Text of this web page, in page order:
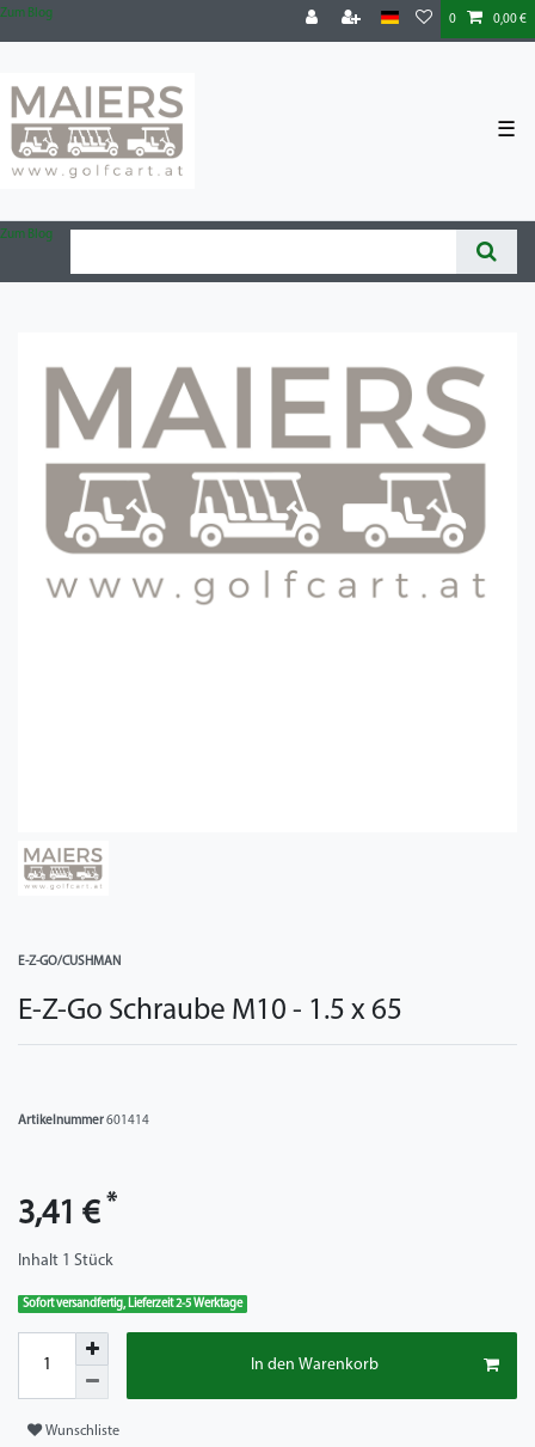
Zum Blog 0 0,00 €
☰
Zum Blog
E-Z-GO/CUSHMAN
E-Z-Go Schraube M10 - 1.5 x 65
Artikelnummer601414
3,41 € *
Inhalt 1 Stück
Sofort versandfertig, Lieferzeit 2-5 Werktage
In den Warenkorb
Wunschliste